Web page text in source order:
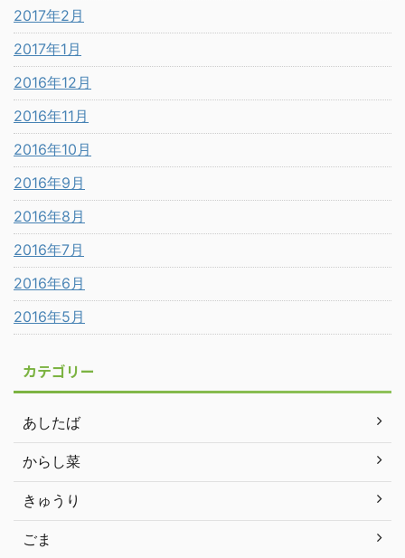
2017年2月
2017年1月
2016年12月
2016年11月
2016年10月
2016年9月
2016年8月
2016年7月
2016年6月
2016年5月
カテゴリー
あしたば
からし菜
きゅうり
ごま